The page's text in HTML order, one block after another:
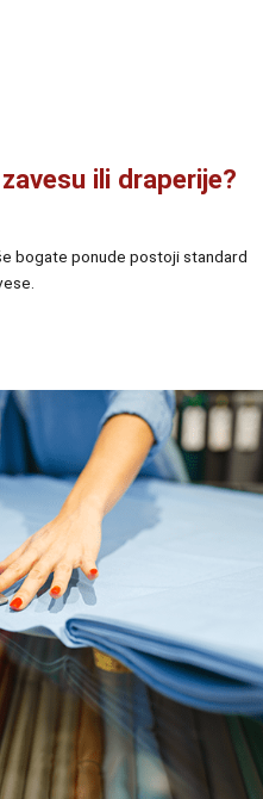
ili draperije?
bogate ponude postoji standard